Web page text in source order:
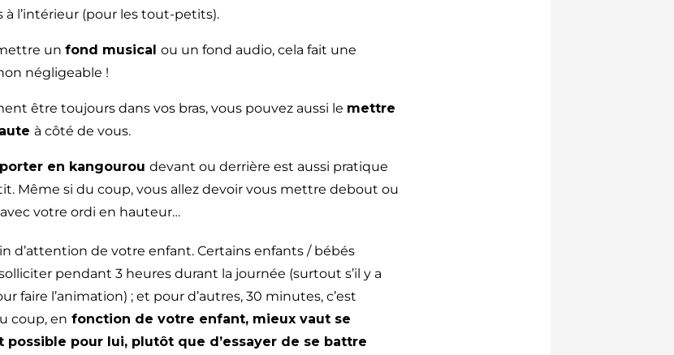
à l’intérieur (pour les tout-petits).
un fond musical ou un fond audio, cela fait une
négligeable !
être toujours dans vos bras, vous pouvez aussi le mettre
à côté de vous.
porter en kangourou devant ou derrière est aussi pratique
Même si du coup, vous allez devoir vous mettre debout ou
votre ordi en hauteur…
d’attention de votre enfant. Certains enfants / bébés
pendant 3 heures durant la journée (surtout s’il y a
faire l’animation) ; et pour d’autres, 30 minutes, c’est
coup, en fonction de votre enfant, mieux vaut se
possible pour lui, plutôt que d’essayer de se battre